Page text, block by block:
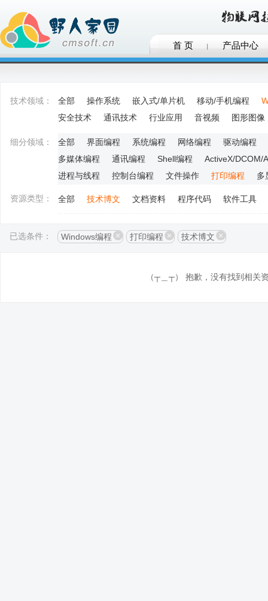
首 页 产品中心
技术领域： 全部 操作系统 嵌入式/单片机 移动/手机编程
安全技术
通讯技术 行业应用 音视频 图形图像
细分领域： 全部 界面编程 系统编程 网络编程
驱动编程
多媒体编程
通讯编程 Shell编程
ActiveX/DCOM/
进程与线程
控制台编程 文件操作 打印编程 多
资源类型： 全部 技术博文 文档资料 程序代码 软件工具
已选条件： Windows编程 打印编程 技术博文
（┬＿┬） 抱歉，没有找到相关